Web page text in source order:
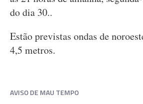
do dia 30..
Estão previstas ondas de
4,5 metros.
AVISO DE MAU TEMPO